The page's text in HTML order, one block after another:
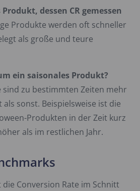
dessen CR gemessen
Produkte werden oft schneller
als große und teure
ein saisonales Produkt?
zu bestimmten Zeiten mehr
sonst. Beispielsweise ist die
Produkten in der Zeit kurz
als im restlichen Jahr.
die Conversion Rate im Schnitt